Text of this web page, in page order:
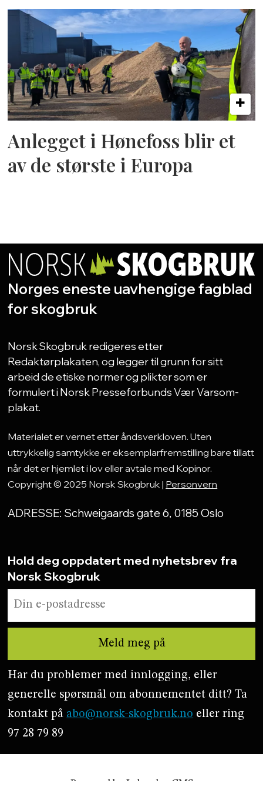
Anlegget i Hønefoss blir et
av de største i Europa
Norges eneste uavhengige fagblad
for skogbruk
Norsk Skogbruk redigeres etter
Redaktørplakaten, og legger til grunn for sitt
arbeid de etiske normer og plikter som er
formulert i Norsk Presseforbunds Vær Varsom-
plakat.
Materialet er vernet etter åndsverkloven. Uten
uttrykkelig samtykke er eksemplarfremstilling bare tillatt
når det er hjemlet i lov eller avtale med Kopinor.
Copyright © 2025 Norsk Skogbruk | Personvern
ADRESSE: Schweigaards gate 6, 0185 Oslo
Hold deg oppdatert med nyhetsbrev fra
Norsk Skogbruk
Har du problemer med innlogging, eller
generelle spørsmål om abonnementet ditt? Ta
kontakt på abo@norsk-skogbruk.no eller ring
97 28 79 89
Powered by Labrador CMS